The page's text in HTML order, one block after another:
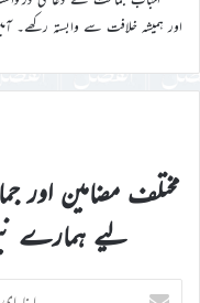
اور ہمیشہ خلافت سے وابستہ رکھے۔
مختلف مضامین اور
لیے ہمارے
اپنا